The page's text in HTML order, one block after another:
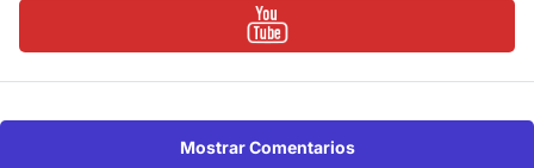
Mostrar Comentarios